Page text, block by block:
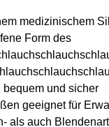
medizinischem
Form des
und sicher
geeignet für
als auch